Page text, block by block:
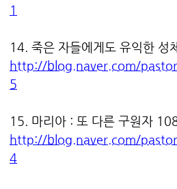
1
14. 죽은 자들에게도 유익한 성
http://blog.naver.com/
5
15. 마리아 : 또 다른 구원자
http://blog.naver.com/
4